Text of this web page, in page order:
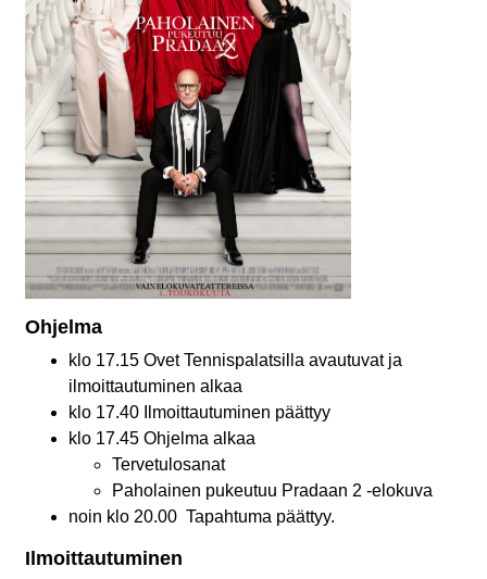
Ohjelma
klo 17.15 Ovet Tennispalatsilla avautuvat ja
ilmoittautuminen alkaa
klo 17.40 Ilmoittautuminen päättyy
klo 17.45 Ohjelma alkaa
Tervetulosanat
Paholainen pukeutuu Pradaan 2 -elokuva
noin klo 20.00 Tapahtuma päättyy.
Ilmoittautuminen